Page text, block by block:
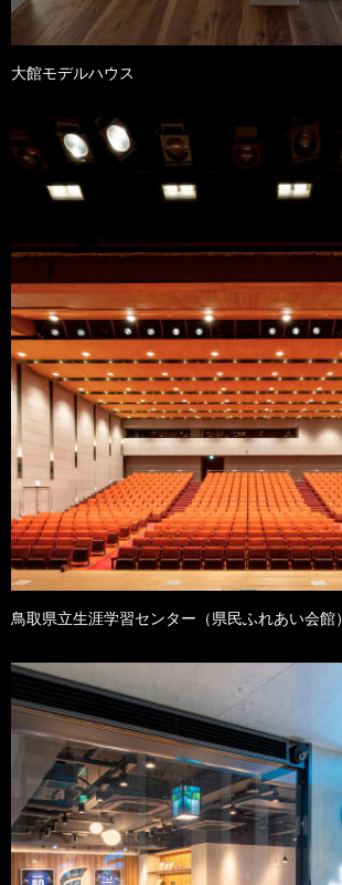
大館モデルハウス
鳥取県立生涯学習センター（県民ふれあい会館）